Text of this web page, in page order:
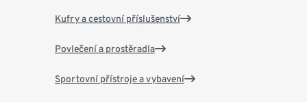
Kufry a cestovní příslušenství
Povlečení a prostěradla
Sportovní přístroje a vybavení